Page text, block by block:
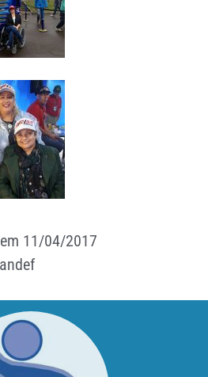
11/04/2017